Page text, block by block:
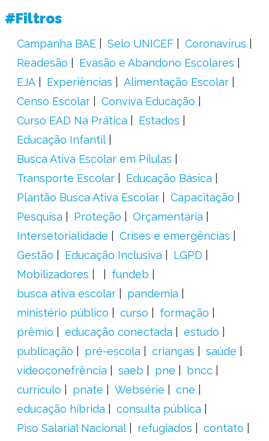
#Filtros
Campanha BAE Selo UNICEF
Coronavírus
Readesão
Evasão e Abandono Escolares
EJA
Experiências
Alimentação Escolar
Censo Escolar
Conviva Educação
Curso EAD Na Prática
Estados
Educação Infantil
Busca Ativa Escolar em Pílulas
Transporte Escolar
Educação Básica
Plantão Busca Ativa Escolar
Capacitação
Pesquisa
Proteção
Orçamentária
Intersetorialidade
Crises e emergências
Gestão
Educação Inclusiva
LGPD
Mobilizadores
fundeb
busca ativa escolar
pandemia
ministério público
curso
formação
prêmio
educação conectada
estudo
publicação
pré-escola crianças
saúde
videoconefrência
saeb pne
bncc
currículo
pnate Websérie
cne
educação híbrida
consulta pública
Piso Salarial Nacional
refugiados contato